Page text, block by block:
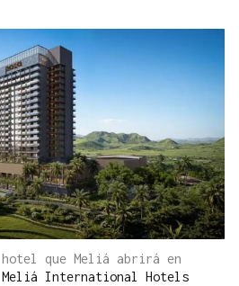
hotel que Meliá abrirá en
Meliá International Hotels